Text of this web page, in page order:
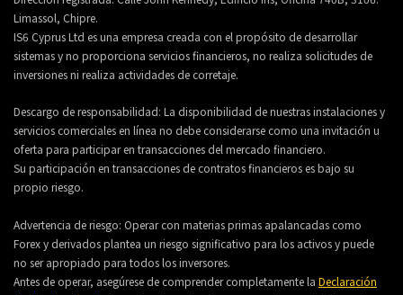
Limassol, Chipre.
IS6 Cyprus Ltd es una empresa creada con el propósito de desarrollar
sistemas y no proporciona servicios financieros, no realiza solicitudes de
inversiones ni realiza actividades de corretaje.
Descargo de responsabilidad: La disponibilidad de nuestras instalaciones y
servicios comerciales en línea no debe considerarse como una invitación u
oferta para participar en transacciones del mercado financiero.
Su participación en transacciones de contratos financieros es bajo su
propio riesgo.
Advertencia de riesgo: Operar con materias primas apalancadas como
Forex y derivados plantea un riesgo significativo para los activos y puede
no ser apropiado para todos los inversores.
Antes de operar, asegúrese de comprender completamente la Declaración